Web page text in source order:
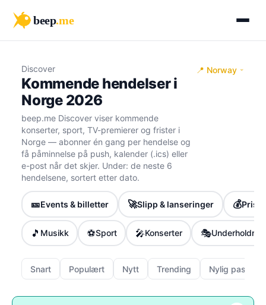
beep.me
Discover
Kommende hendelser i
Norge 2026
beep.me Discover viser kommende
konserter, sport, TV-premierer og frister i
Norge — abonner én gang per hendelse og
få påminnelse på push, kalender (.ics) eller
e-post når det skjer. Under: de neste 6
hendelsene, sortert etter dato.
📍 Norway
🎫Events & billetter 🚀Slipp & lanseringer 💰
🎵 Musikk ⚽Sport 🎤Konserter 🎭
Snart Populært Nytt Trending Nylig passert